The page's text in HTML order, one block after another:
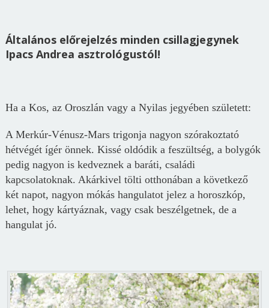
Általános előrejelzés minden csillagjegynek
Ipacs Andrea asztrológustól!
Ha a Kos, az Oroszlán vagy a Nyilas jegyében született:
A Merkúr-Vénusz-Mars trigonja nagyon szórakoztató
hétvégét ígér önnek. Kissé oldódik a feszültség, a bolygók
pedig nagyon is kedveznek a baráti, családi
kapcsolatoknak. Akárkivel tölti otthonában a következő
két napot, nagyon mókás hangulatot jelez a horoszkóp,
lehet, hogy kártyáznak, vagy csak beszélgetnek, de a
hangulat jó.